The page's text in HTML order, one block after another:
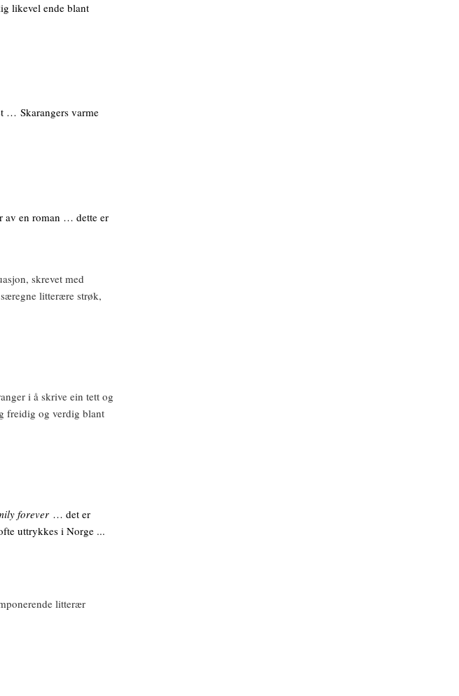
likevel ende blant
… Skarangers varme
av en roman … dette er
skrevet med
litterære strøk,
i å skrive ein tett og
freidig og verdig blant
forever … det er
uttrykkes i Norge ...
litterær